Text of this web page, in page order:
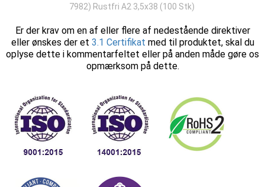
7982) Rustfri A2 3,5x38 (100 Stk)
Er der krav om en af eller flere af nedestående direktiver
eller ønskes der et 3.1 Certifikat med til produktet, skal du
oplyse dette i kommentarfeltet eller på anden måde gøre os
opmærksom på dette.